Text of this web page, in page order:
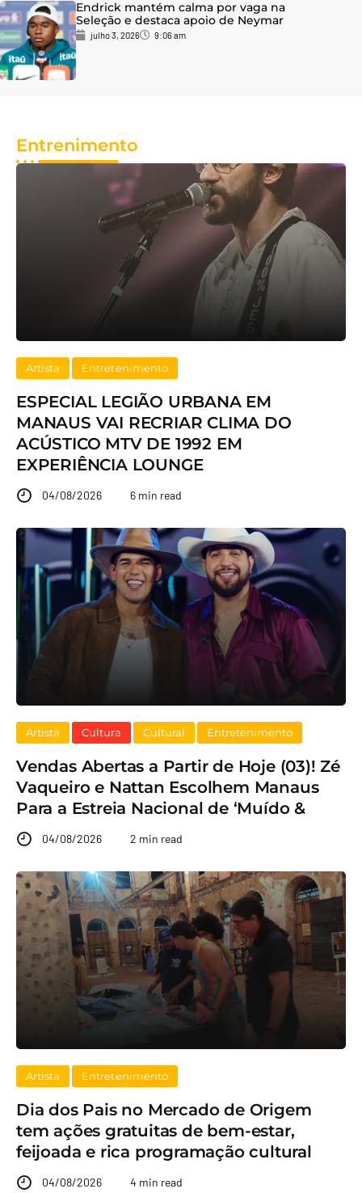
Endrick mantém calma por vaga na
Seleção e destaca apoio de Neymar
julho 3, 2026 9:06 am
Entrenimento
Artista Entretenimento
ESPECIAL LEGIÃO URBANA EM
MANAUS VAI RECRIAR CLIMA DO
ACÚSTICO MTV DE 1992 EM
EXPERIÊNCIA LOUNGE
04/08/2026 6 min read
Artista Cultura Cultural Entretenimento
Vendas Abertas a Partir de Hoje (03)! Zé
Vaqueiro e Nattan Escolhem Manaus
Para a Estreia Nacional de ‘Muído &
04/08/2026 2 min read
Artista Entretenimento
Dia dos Pais no Mercado de Origem
tem ações gratuitas de bem-estar,
feijoada e rica programação cultural
04/08/2026 4 min read